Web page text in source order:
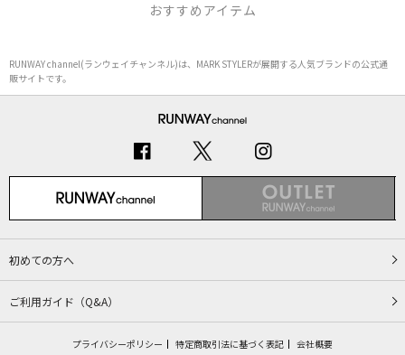
おすすめアイテム
RUNWAY channel(ランウェイチャンネル)は、MARK STYLERが展開する人気ブランドの公式通
販サイトです。
初めての方へ
ご利用ガイド（Q&A）
プライバシーポリシー 特定商取引法に基づく表記 会社概要